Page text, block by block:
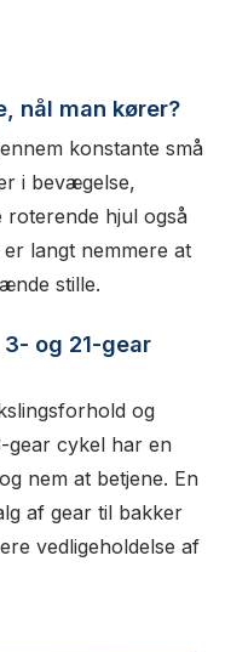
nål man kører?
konstante små
i bevægelse,
hjul også
langt nemmere at
stille.
og 21-gear
og
gear cykel har en
nem at betjene. En
af gear til bakker
vedligeholdelse af